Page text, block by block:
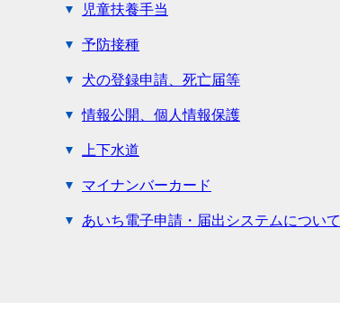
児童扶養手当
予防接種
犬の登録申請、死亡届等
情報公開、個人情報保護
上下水道
マイナンバーカード
あいち電子申請・届出システムについて